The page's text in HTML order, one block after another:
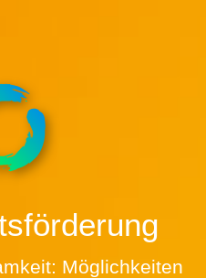
Möglichkeiten